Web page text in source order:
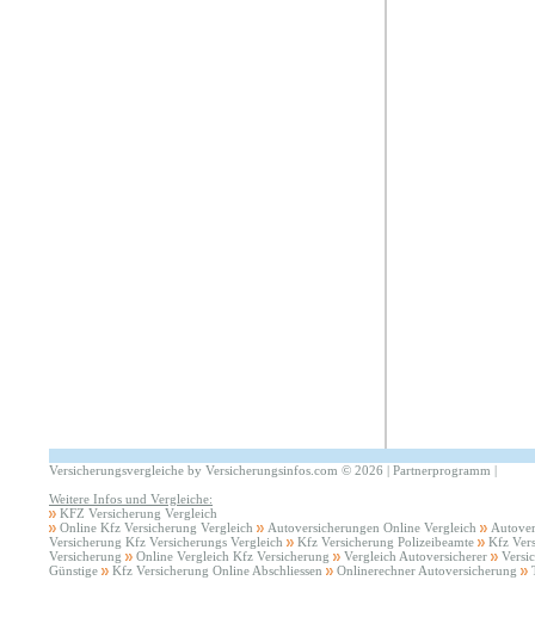
Versicherungsvergleiche by Versicherungsinfos.com © 2026 | Partnerprogramm |
Weitere Infos und Vergleiche:
KFZ Versicherung Vergleich
Online Kfz Versicherung Vergleich
Autoversicherungen Online Vergleich
Versicherung Kfz Versicherungs Vergleich
Kfz Versicherung Polizeibeamte
Kfz
Versicherung
Online Vergleich Kfz Versicherung Vergleich Autoversicherer
Günstige
Kfz Versicherung Online Abschliessen Onlinerechner Autoversicherung